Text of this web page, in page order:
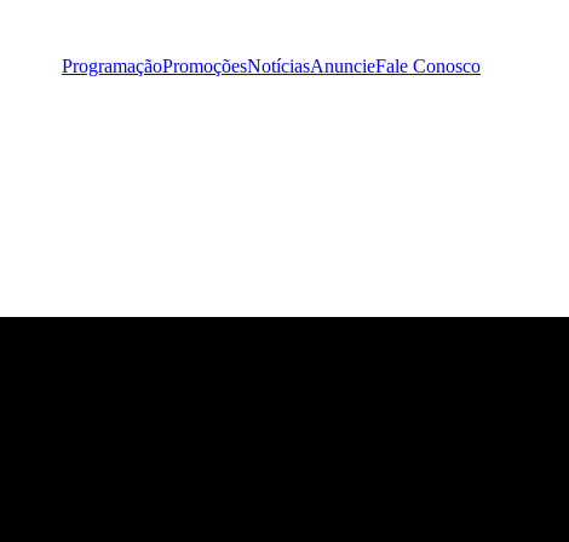
ProgramaçãoPromoçõesNotíciasAnuncieFale Conosco